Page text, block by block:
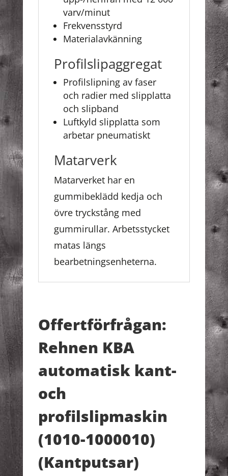
varv/minut
Frekvensstyrd
Materialavkänning
Profilslipaggregat
Profilslipning av faser
och radier med slipplatta
och slipband
Luftkyld slipplatta som
arbetar pneumatiskt
Matarverk
Matarverket har en
gummibeklädd kedja och
övre tryckstång med
gummirullar. Arbetsstycket
matas längs
bearbetningsenheterna.
Offertförfrågan:
Rehnen KBA
automatisk kant-
och
profilslipmaskin
(1010-1000010)
(Kantputsar)